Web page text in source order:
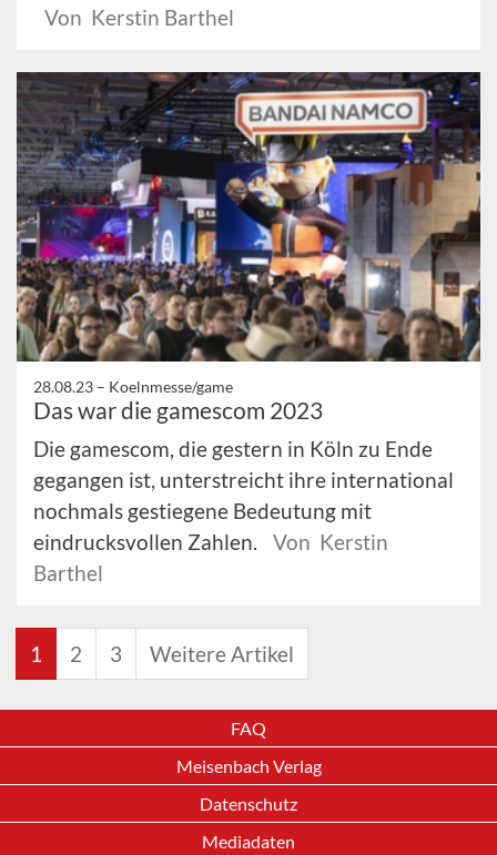
Von Kerstin Barthel
28.08.23 – Koelnmesse/game
Das war die gamescom 2023
Die gamescom, die gestern in Köln zu Ende
gegangen ist, unterstreicht ihre international
nochmals gestiegene Bedeutung mit
eindrucksvollen Zahlen.
Von Kerstin
Barthel
1 2 3 Weitere Artikel
FAQ
Meisenbach Verlag
Datenschutz
Mediadaten